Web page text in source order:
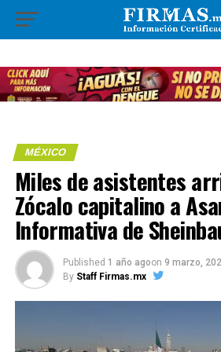
MÉXICO
Miles de asistentes
Zócalo capitalino a
Informativa de
Published 1 año agoon 9 marzo,
By Staff Firmas.mx